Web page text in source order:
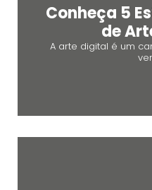
Conheça 5
de
A arte digital é um